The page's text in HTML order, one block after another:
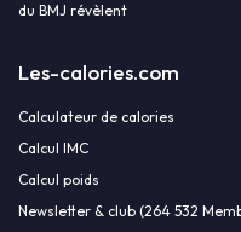
du BMJ révèlent
Les-calories.com
Calculateur de calories
Calcul IMC
Calcul poids
Newsletter & club (264 532